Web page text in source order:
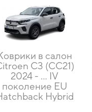
в салон
C3 (CC21)
2024 - ... IV
поколение EU
Hybrid